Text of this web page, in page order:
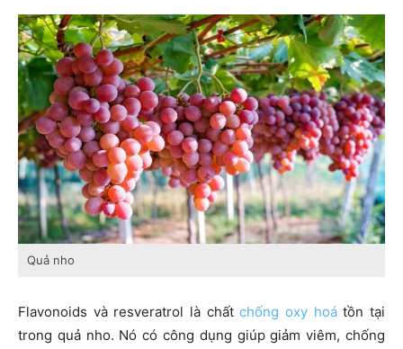
Quả nho
Flavonoids và resveratrol là chấtchống oxy hoátồn tại
trong quả nho. Nó có công dụng giúp giảm viêm, chống